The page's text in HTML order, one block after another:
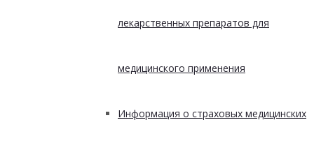
лекарственных препаратов для
медицинского применения
Информация о страховых медицинских